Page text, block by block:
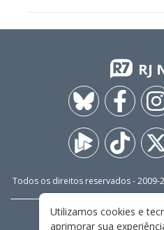
RJ
Todos os direitos reservados - 2009-
FALE
Utilizamos cookies e
aprimorar sua